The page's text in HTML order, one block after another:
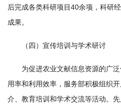
党
后完成各类科研项目40余项，科研
成果。
（四）宣传培训与学术研讨
为促进农业文献信息资源的广
用率和利用效率，服务部积极组织
介、教育培训和学术交流等活动。